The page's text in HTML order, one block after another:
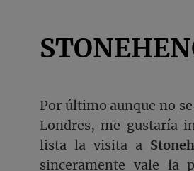
Por último aunque no
Londres, me gustaría
lista la visita a
sinceramente vale la